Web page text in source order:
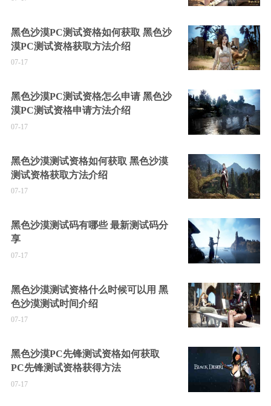
黑色沙漠PC测试资格如何获取 黑色沙
漠PC测试资格获取方法介绍
07-17
黑色沙漠PC测试资格怎么申请 黑色沙
漠PC测试资格申请方法介绍
07-17
黑色沙漠测试资格如何获取 黑色沙漠
测试资格获取方法介绍
07-17
黑色沙漠测试码有哪些 最新测试码分
享
07-17
黑色沙漠测试资格什么时候可以用 黑
色沙漠测试时间介绍
07-17
黑色沙漠PC先锋测试资格如何获取
PC先锋测试资格获得方法
07-17